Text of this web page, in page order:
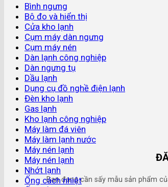
Bạn đang cần sấy mẫu sản phẩm
Bình ngưng
Bộ đo và hiển thị
Cửa kho lạnh
Cụm máy dàn ngưng
Cụm máy nén
Dàn lạnh công nghiệp
Dàn ngưng tụ
Dầu lạnh
Dụng cụ đồ nghề điện lạnh
Đèn kho lạnh
Gas lạnh
Kho lạnh công nghiệp
Máy làm đá viên
Máy làm lạnh nước
Máy nén lạnh
Máy nén lạnh
Nhớt lạnh
Ống cách nhiệt